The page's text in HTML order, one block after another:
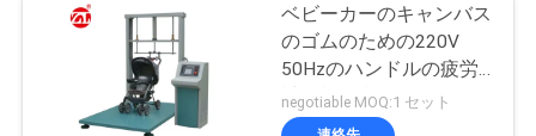
ベビーカーのキャンバス
のゴムのための220V
50Hzのハンドルの疲労
試験機は利用できるベル
トを運びます
negotiable MOQ:1 セット